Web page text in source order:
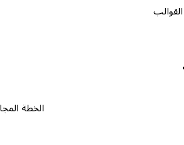
الخطة المجانية ٠